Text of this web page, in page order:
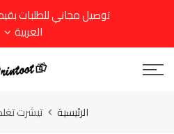
توصيل مجاني للطلبات بقيمة 149 ريال
العربية
الرئيسية تيشرت